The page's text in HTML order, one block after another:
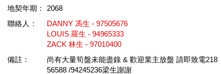
地契年期：
2068
聯絡人：
DANNY 馮生 - 97505676
LOUIS 羅生 - 94965333
ZACK 林生 - 97010400
備註：
尚有大量筍盤未能盡錄 & 歡迎業主放盤 請即致電218
56588 /94245236梁生謝謝